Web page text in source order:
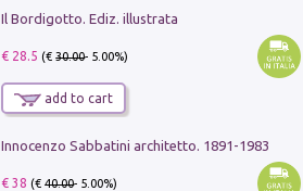
Il Bordigotto. Ediz. illustrata
€ 28.5 (€30.00- 5.00%)
add to cart
Innocenzo Sabbatini architetto. 1891-1983
€ 38 (€40.00- 5.00%)